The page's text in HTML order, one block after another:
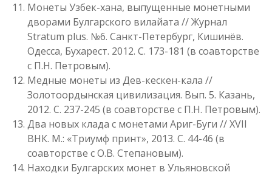
Монеты Узбек-хана, выпущенные монетными
дворами Булгарского вилайата // Журнал
Stratum plus. №6. Санкт-Петербург, Кишинёв.
Одесса, Бухарест. 2012. С. 173-181 (в соавторстве
с П.Н. Петровым).
Медные монеты из Дев-кескен-кала //
Золотоордынская цивилизация. Вып. 5. Казань,
2012. С. 237-245 (в соавторстве с П.Н. Петровым).
Два новых клада с монетами Ариг-Буги // XVII
ВНК. М.: «Триумф принт», 2013. С. 44-46 (в
соавторстве с О.В. Степановым).
Находки Булгарских монет в Ульяновской